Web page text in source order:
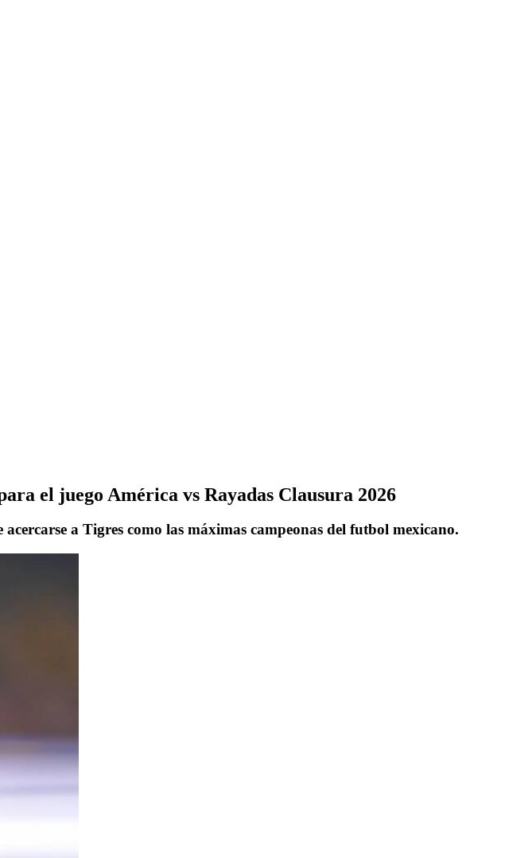
el juego América vs Rayadas Clausura 2026
a Tigres como las máximas campeonas del futbol mexicano.